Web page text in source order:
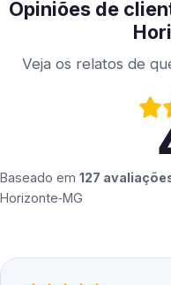
Opiniões de
Veja os relatos de
Baseado em 127
Horizonte‑MG